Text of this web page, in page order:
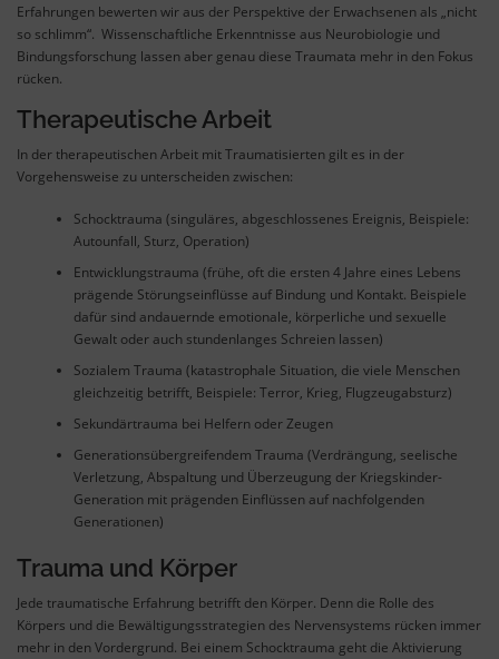
Erfahrungen bewerten wir aus der Perspektive der Erwachsenen als „nicht
so schlimm“. Wissenschaftliche Erkenntnisse aus Neurobiologie und
Bindungsforschung lassen aber genau diese Traumata mehr in den Fokus
rücken.
Therapeutische Arbeit
In der therapeutischen Arbeit mit Traumatisierten gilt es in der
Vorgehensweise zu unterscheiden zwischen:
Schocktrauma (singuläres, abgeschlossenes Ereignis, Beispiele:
Autounfall, Sturz, Operation)
Entwicklungstrauma (frühe, oft die ersten 4 Jahre eines Lebens
prägende Störungseinflüsse auf Bindung und Kontakt. Beispiele
dafür sind andauernde emotionale, körperliche und sexuelle
Gewalt oder auch stundenlanges Schreien lassen)
Sozialem Trauma (katastrophale Situation, die viele Menschen
gleichzeitig betrifft, Beispiele: Terror, Krieg, Flugzeugabsturz)
Sekundärtrauma bei Helfern oder Zeugen
Generationsübergreifendem Trauma (Verdrängung, seelische
Verletzung, Abspaltung und Überzeugung der Kriegskinder-
Generation mit prägenden Einflüssen auf nachfolgenden
Generationen)
Trauma und Körper
Jede traumatische Erfahrung betrifft den Körper. Denn die Rolle des
Körpers und die Bewältigungsstrategien des Nervensystems rücken immer
mehr in den Vordergrund. Bei einem Schocktrauma geht die Aktivierung